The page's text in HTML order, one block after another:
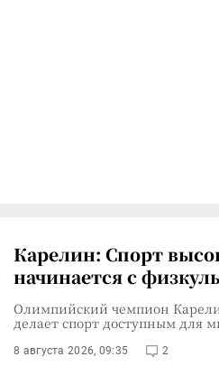
Карелин: Спорт
начинается с
Олимпийский чемпион
делает спорт доступным для
8 августа 2026, 09:35 2